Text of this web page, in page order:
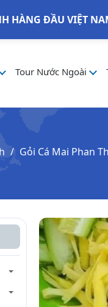
HÀNG ĐẦU VIỆT
Tour Nước Ngoài
Gỏi Cá Mai Phan